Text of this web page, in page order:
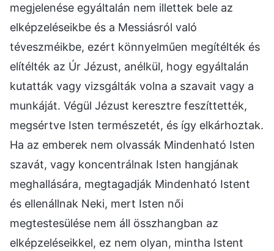
megjelenése egyáltalán nem illettek bele az
elképzeléseikbe és a Messiásról való
téveszméikbe, ezért könnyelműen megítélték és
elítélték az Úr Jézust, anélkül, hogy egyáltalán
kutatták vagy vizsgálták volna a szavait vagy a
munkáját. Végül Jézust keresztre feszíttették,
megsértve Isten természetét, és így elkárhoztak.
Ha az emberek nem olvassák Mindenható Isten
szavát, vagy koncentrálnak Isten hangjának
meghallására, megtagadják Mindenható Istent
és ellenállnak Neki, mert Isten női
megtestesülése nem áll összhangban az
elképzeléseikkel, ez nem olyan, mintha Istent